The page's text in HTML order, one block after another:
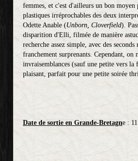
femmes, et c'est d'ailleurs un bon
plastiques irréprochables des deux
Odette Anable (Unborn, Cloverfield).
disparition d'Elli, filmée de manière
recherche assez simple, avec des
franchement surprenants. Cependant,
invraisemblances (sauf une petite vers
plaisant, parfait pour une petite soirée
Date de sortie en Grande-Bretagne :